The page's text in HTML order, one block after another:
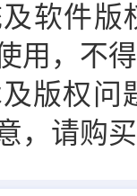
件版
用，不
版权问
，请购